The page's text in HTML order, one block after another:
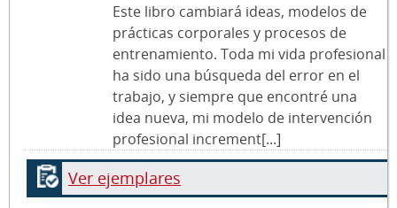
Este libro cambiará ideas, modelos de
prácticas corporales y procesos de
entrenamiento. Toda mi vida profesional
ha sido una búsqueda del error en el
trabajo, y siempre que encontré una
idea nueva, mi modelo de intervención
profesional increment[...]
Ver ejemplares